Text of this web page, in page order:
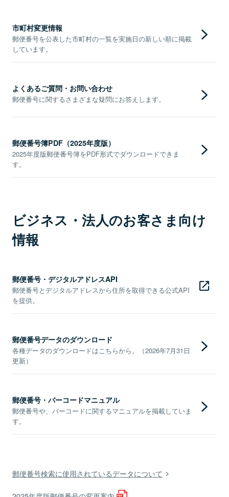
市町村変更情報
郵便番号を公表した市町村の一覧を実施日の新しい順に掲載
しています。
よくあるご質問・お問い合わせ
郵便番号に関するさまざまな疑問にお答えします。
郵便番号簿PDF（2025年度版）
2025年度版郵便番号簿をPDF形式でダウンロードできま
す。
ビジネス・法人のお客さま向け
情報
郵便番号・デジタルアドレスAPI
郵便番号とデジタルアドレスから住所を取得できる公式API
を提供。
郵便番号データのダウンロード
各種データのダウンロードはこちらから。（2026年7月31日
更新）
郵便番号・バーコードマニュアル
郵便番号や、バーコードに関するマニュアルを掲載していま
す。
郵便番号検索に使用されているデータについて